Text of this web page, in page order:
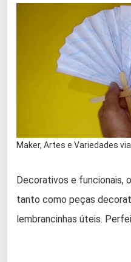
Maker, Artes e Variedades
Decorativos e funcionais,
tanto como peças
lembrancinhas úteis.